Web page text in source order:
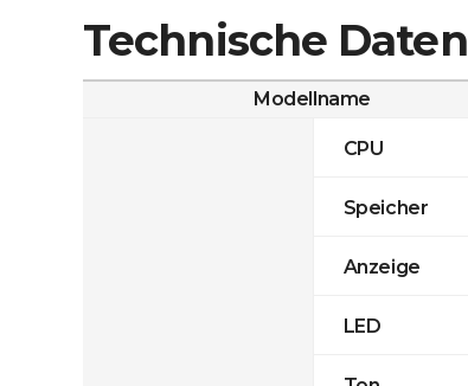
Technische Daten
Modellname
CPU
Speicher
Anzeige
LED